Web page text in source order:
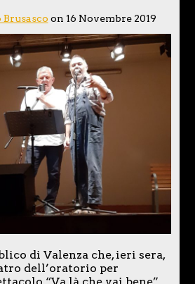
Brusasco on 16 Novembre 2019
di Valenza che, ieri sera,
dell’oratorio per